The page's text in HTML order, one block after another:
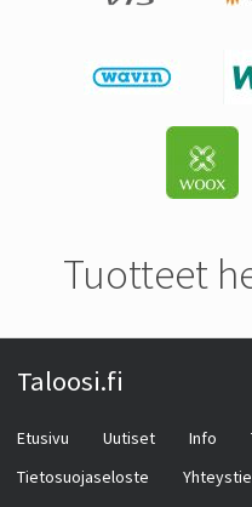
Tuotteet
Taloosi.fi
Etusivu Uutiset Info
Tietosuojaseloste